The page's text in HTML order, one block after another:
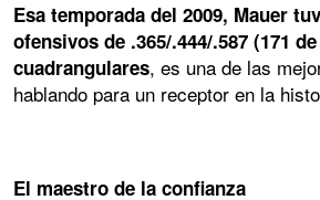
Esa temporada del 2009, Mauer
ofensivos de .365/.444/.587 (171
cuadrangulares, es una de las
hablando para un receptor en la
El maestro de la confianza